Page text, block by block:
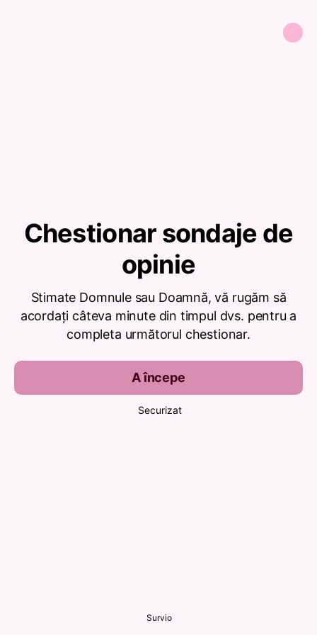
Chestionar sondaje de
opinie
Stimate Domnule sau Doamnă, vă rugăm să
acordați câteva minute din timpul dvs. pentru a
completa următorul chestionar.
A începe
Securizat
Survio